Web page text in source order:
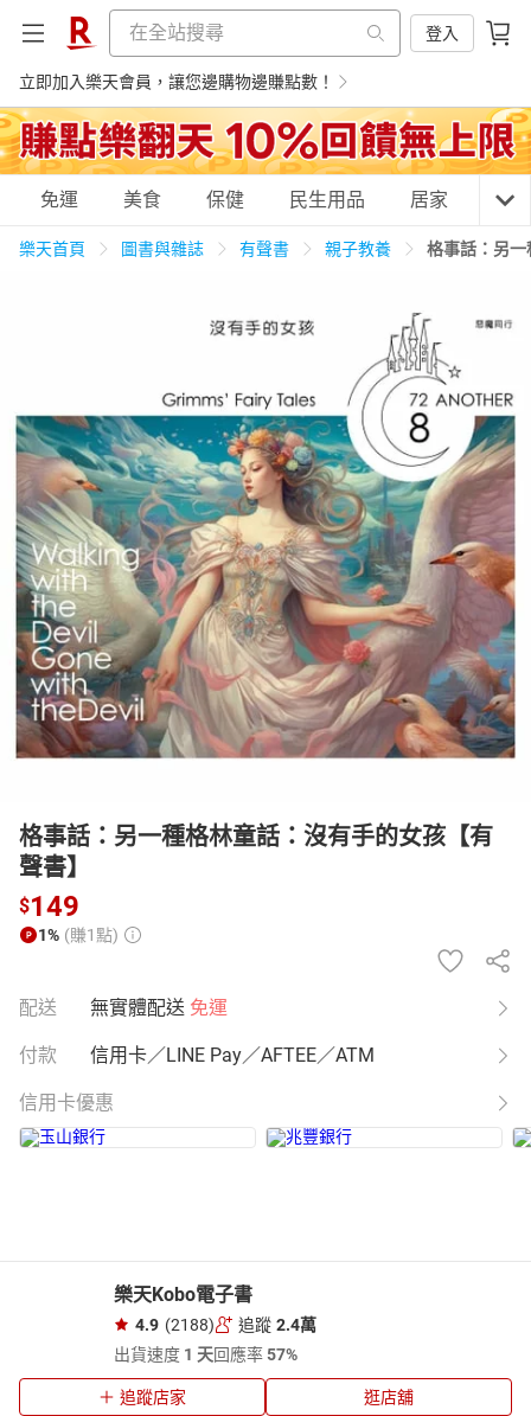
登入
立即加入樂天會員，讓您邊購物邊賺點數！
購物網分類
美食蛋糕 養生保健 民生用品
居家生活 3C家電 運動休閒 親子玩具
女裝 男裝 化妝保養 情趣用品
日本購物 電子/紙本書
HOT
免運 美食 保健 民生用品 居家 3C
樂天首頁 圖書與雜誌 有聲書 親子教養 格事話：另
格事話：另一種格林童話：沒有手的女孩【有
聲書】
$149
1% (賺1點)
配送 無實體配送 免運
付款 信用卡／LINE Pay／AFTEE／ATM
信用卡優惠
樂天Kobo電子書
4.9 (2188) 追蹤 2.4萬
出貨速度 1 天回應率57%
追蹤店家 逛店舖